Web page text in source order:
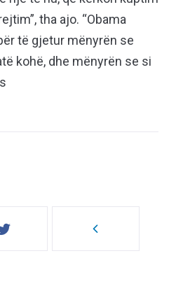
tha ajo. “Obama
të gjetur mënyrën se
kohë, dhe mënyrën se si